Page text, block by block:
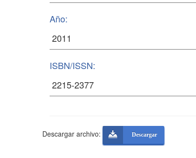
Año:
ISBN/ISSN:
Descargar archivo: Descargar